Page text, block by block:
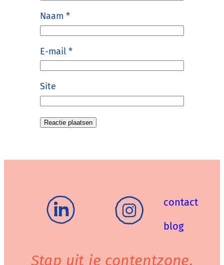
Naam *
E-mail *
Site
contact
blog
Stap uit je contentzone.